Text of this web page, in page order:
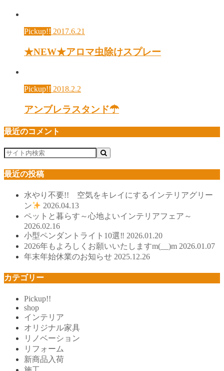
Pickup!! 2017.6.21
★NEW★アロマ虫除けスプレー
Pickup!! 2018.2.2
アンブレラスタンド☂
最近のコメント
最近の投稿
水やり不要!! 空気をキレイにするインテリアグリー
ン
2026.04.13
ペットと暮らす～心地よいインテリアフェア～
2026.02.16
小型ペンダントライト10選‼ 2026.01.20
2026年もよろしくお願いいたしますm(__)m 2026.01.07
年末年始休業のお知らせ 2025.12.26
カテゴリー
Pickup!!
shop
インテリア
オリジナル家具
リノベーション
リフォーム
新商品入荷